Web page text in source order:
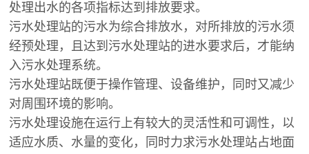
处理出水的各项指标达到排放要求。
污水处理站的污水为综合排放水，对所排放的污水须
经预处理，且达到污水处理站的进水要求后，才能纳
入污水处理系统。
污水处理站既便于操作管理、设备维护，同时又减少
对周围环境的影响。
污水处理设施在运行上有较大的灵活性和可调性，以
适应水质、水量的变化，同时力求污水处理站占地面